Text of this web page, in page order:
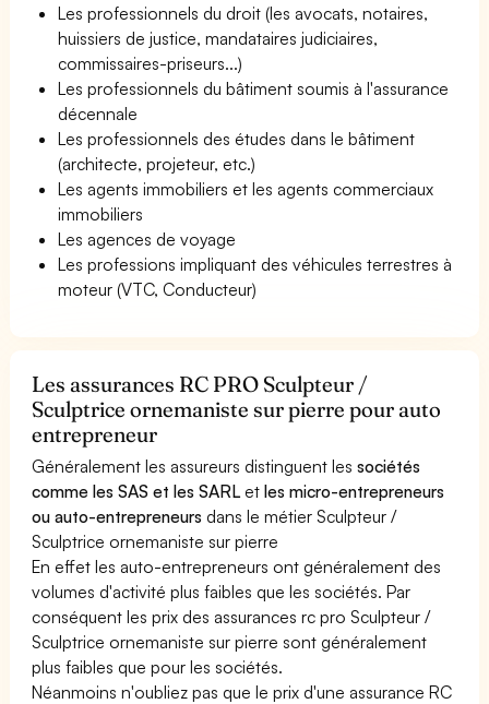
Les professionnels du droit (les avocats, notaires,
huissiers de justice, mandataires judiciaires,
commissaires-priseurs...)
Les professionnels du bâtiment soumis à l'assurance
décennale
Les professionnels des études dans le bâtiment
(architecte, projeteur, etc.)
Les agents immobiliers et les agents commerciaux
immobiliers
Les agences de voyage
Les professions impliquant des véhicules terrestres à
moteur (VTC, Conducteur)
Les assurances RC PRO Sculpteur /
Sculptrice ornemaniste sur pierre pour auto
entrepreneur
Généralement les assureurs distinguent lessociétés
comme les SAS et les SARL etles micro-entrepreneurs
ou auto-entrepreneurs dans le métier Sculpteur /
Sculptrice ornemaniste sur pierre
En effet les auto-entrepreneurs ont généralement des
volumes d'activité plus faibles que les sociétés. Par
conséquent les prix des assurances rc pro Sculpteur /
Sculptrice ornemaniste sur pierre sont généralement
plus faibles que pour les sociétés.
Néanmoins n'oubliez pas que le prix d'une assurance RC